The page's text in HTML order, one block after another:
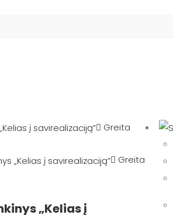
Greita
Greita
„Kelias į